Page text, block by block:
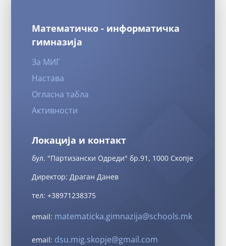
Математичко - информатичка
гимназија
За МИГ
Настава
Огласна табла
Активности
Локација и контакт
бул. "Партизански Одреди" бр.91, 1000 Скопје
Директор: Драган Данев
тел: +38971238375
email: matematicka.gimnazija@schools.mk
email: dsu.mig.skopje@gmail.com